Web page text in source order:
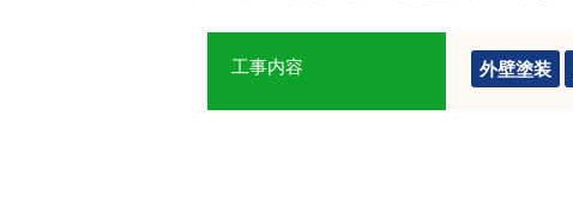
工事内容 外壁塗装